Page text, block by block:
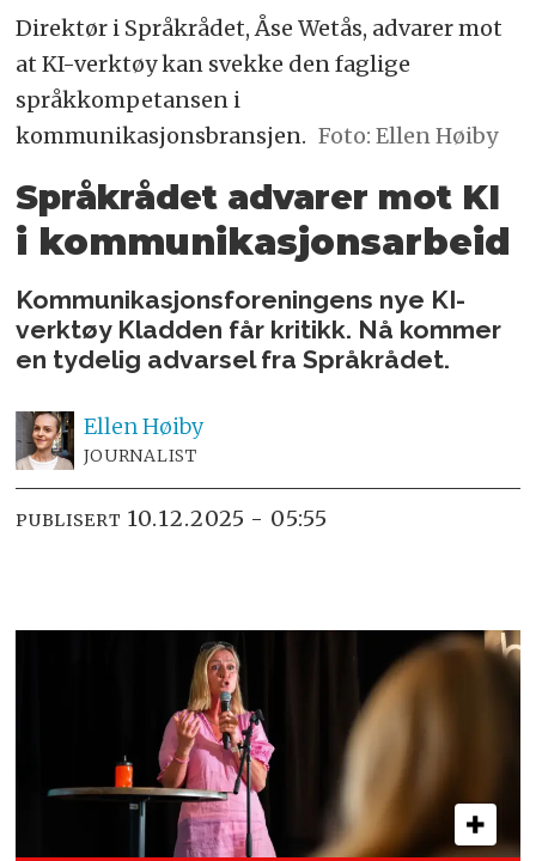
Direktør i Språkrådet, Åse Wetås, advarer mot
at KI-verktøy kan svekke den faglige
språkkompetansen i
kommunikasjonsbransjen. Foto: Ellen Høiby
Språkrådet advarer mot KI
i kommunikasjonsarbeid
Kommunikasjonsforeningens nye KI-
verktøy Kladden får kritikk. Nå kommer
en tydelig advarsel fra Språkrådet.
EllenHøiby
JOURNALIST
PUBLISERT 10.12.2025 - 05:55